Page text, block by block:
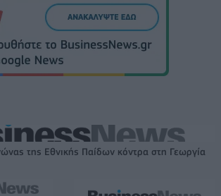
της Εθνικής Παίδων κόντρα στη Γεωργία